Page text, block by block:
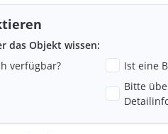
das Objekt wissen:
verfügbar?
Ist eine
Bitte